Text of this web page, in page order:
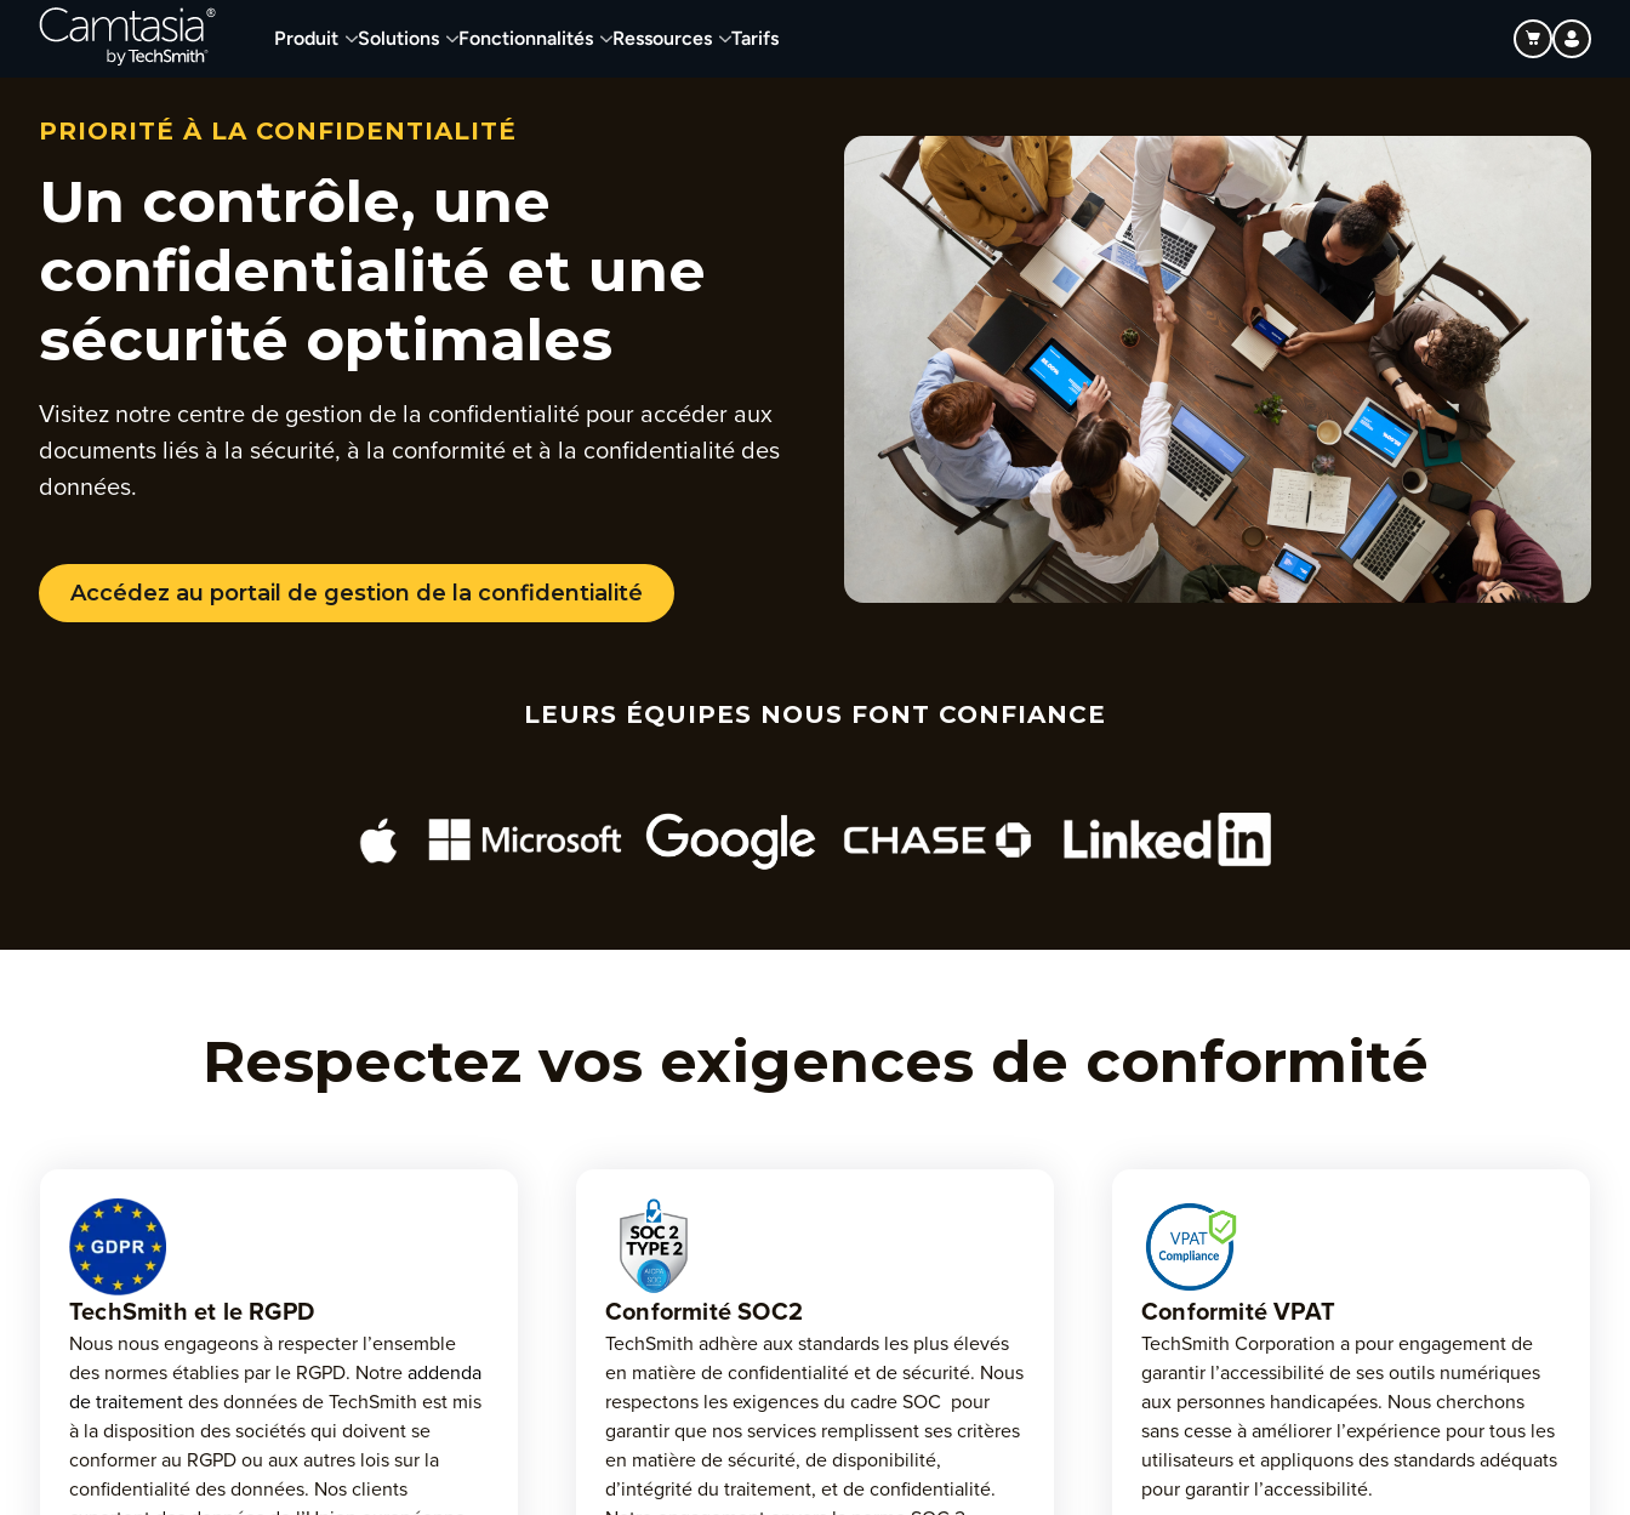
Passer
directement
Produit Solutions Fonctionnalités Ressources Tarifs
PRIORITÉ À LA CONFIDENTIALITÉ
Un contrôle, une
confidentialité et une
sécurité optimales
Visitez notre centre de gestion de la confidentialité pour accéder aux
documents liés à la sécurité, à la conformité et à la confidentialité des
données.
Accédez au portail de gestion de la confidentialité
LEURS ÉQUIPES NOUS FONT CONFIANCE
Respectez vos exigences de conformité
TechSmith et le RGPD
Nous nous engageons à respecter l’ensemble
des normes établies par le RGPD. Notre addenda
de traitement des données de TechSmith est mis
à la disposition des sociétés qui doivent se
conformer au RGPD ou aux autres lois sur la
confidentialité des données. Nos clients
Conformité SOC2
TechSmith adhère aux standards les plus élevés
en matière de confidentialité et de sécurité. Nous
respectons les exigences du cadre SOC pour
garantir que nos services remplissent ses critères
en matière de sécurité, de disponibilité,
d’intégrité du traitement, et de confidentialité.
Conformité VPAT
TechSmith Corporation a pour engagement de
garantir l’accessibilité de ses outils numériques
aux personnes handicapées. Nous cherchons
sans cesse à améliorer l’expérience pour tous les
utilisateurs et appliquons des standards adéquats
pour garantir l’accessibilité.